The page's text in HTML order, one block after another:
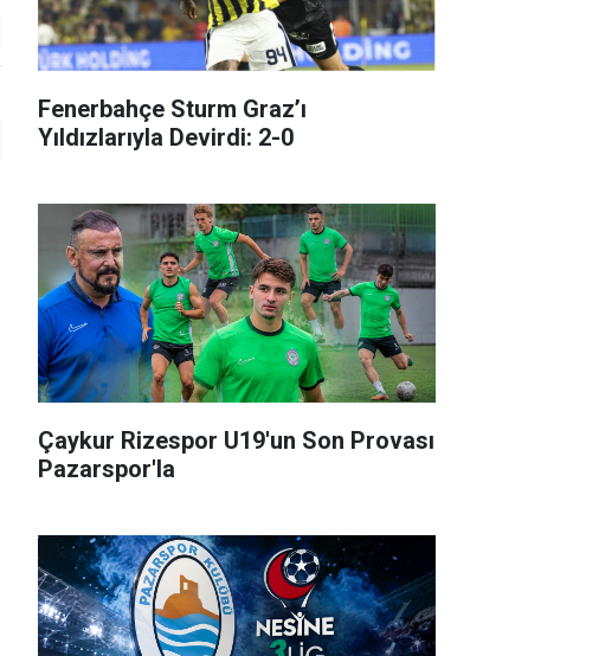
Fenerbahçe Sturm Graz’ı
Yıldızlarıyla Devirdi: 2-0
Çaykur Rizespor U19'un Son Provası
Pazarspor'la